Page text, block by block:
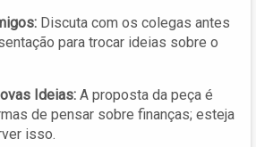
Discuta com os colegas antes
para trocar ideias sobre o
Ideias: A proposta da peça é
de pensar sobre finanças; esteja
isso.